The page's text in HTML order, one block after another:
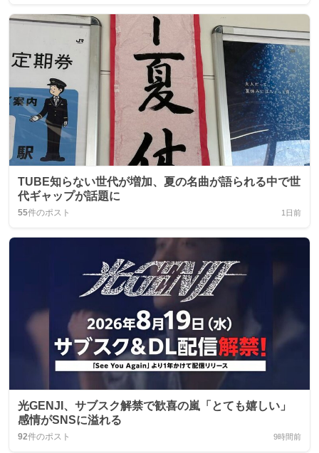
TUBE知らない世代が増加、夏の名曲が語られる中で世
代ギャップが話題に
55件のポスト 1日前
光GENJI、サブスク解禁で歓喜の嵐「とても嬉しい」
感情がSNSに溢れる
92件のポスト 9時間前